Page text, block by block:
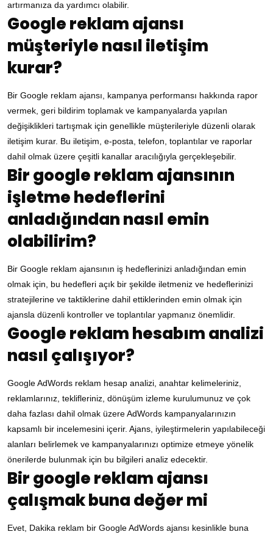
artırmanıza da yardımcı olabilir.
Google reklam ajansı
müşteriyle nasıl iletişim
kurar?
Bir Google reklam ajansı, kampanya performansı hakkında rapor
vermek, geri bildirim toplamak ve kampanyalarda yapılan
değişiklikleri tartışmak için genellikle müşterileriyle düzenli olarak
iletişim kurar. Bu iletişim, e-posta, telefon, toplantılar ve raporlar
dahil olmak üzere çeşitli kanallar aracılığıyla gerçekleşebilir.
Bir google reklam ajansının
işletme hedeflerini
anladığından nasıl emin
olabilirim?
Bir Google reklam ajansının iş hedeflerinizi anladığından emin
olmak için, bu hedefleri açık bir şekilde iletmeniz ve hedeflerinizi
stratejilerine ve taktiklerine dahil ettiklerinden emin olmak için
ajansla düzenli kontroller ve toplantılar yapmanız önemlidir.
Google reklam hesabım analizi
nasıl çalışıyor?
Google AdWords reklam hesap analizi, anahtar kelimeleriniz,
reklamlarınız, teklifleriniz, dönüşüm izleme kurulumunuz ve çok
daha fazlası dahil olmak üzere AdWords kampanyalarınızın
kapsamlı bir incelemesini içerir. Ajans, iyileştirmelerin yapılabileceği
alanları belirlemek ve kampanyalarınızı optimize etmeye yönelik
önerilerde bulunmak için bu bilgileri analiz edecektir.
Bir google reklam ajansı
çalışmak buna değer mi
Evet, Dakika reklam bir Google AdWords ajansı kesinlikle buna